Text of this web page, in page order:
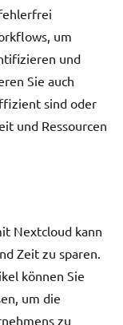
um
und
Sie auch
sind oder
und Ressourcen
Nextcloud kann
Zeit zu sparen.
können Sie
um die
zu